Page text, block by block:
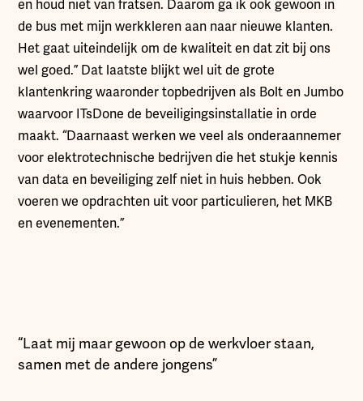
en houd niet van fratsen. Daarom ga ik ook gewoon in
de bus met mijn werkkleren aan naar nieuwe klanten.
Het gaat uiteindelijk om de kwaliteit en dat zit bij ons
wel goed.” Dat laatste blijkt wel uit de grote
klantenkring waaronder topbedrijven als Bolt en Jumbo
waarvoor ITsDone de beveiligingsinstallatie in orde
maakt. “Daarnaast werken we veel als onderaannemer
voor elektrotechnische bedrijven die het stukje kennis
van data en beveiliging zelf niet in huis hebben. Ook
voeren we opdrachten uit voor particulieren, het MKB
en evenementen.”
“Laat mij maar gewoon op de werkvloer staan,
samen met de andere jongens”